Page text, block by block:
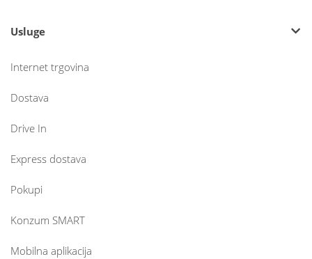
Usluge
Internet trgovina
Dostava
Drive In
Express dostava
Pokupi
Konzum SMART
Mobilna aplikacija